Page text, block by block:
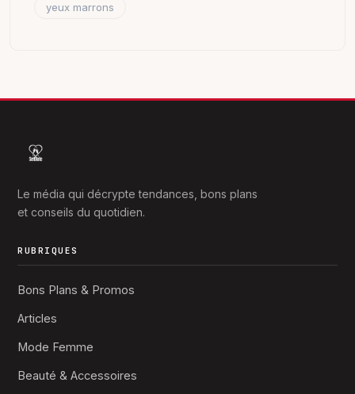
yeux marrons
Le média qui décrypte tendances, bons plans
et conseils du quotidien.
RUBRIQUES
Bons Plans & Promos
Articles
Mode Femme
Beauté & Accessoires